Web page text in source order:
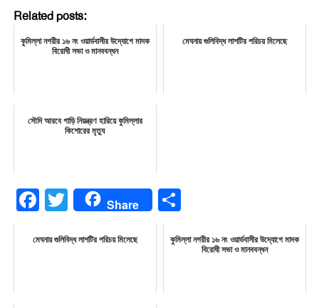
Related posts:
কুমিল্লা নগরীর ১৬ নং ওয়ার্ডবাসীর উদ্যোগে মাদক
বিরোধী সভা ও মানববন্ধন
মেঘনায় গুলিবিদ্ধ লাশটির পরিচয় মিলেছে
সৌদি আরবে গাড়ি নিয়ন্ত্রণ হারিয়ে কুমিল্লার
কিশোরের মৃত্যু
Facebook
Twitter Share
মেঘনায় গুলিবিদ্ধ লাশটির পরিচয় মিলেছে
কুমিল্লা নগরীর ১৬ নং ওয়ার্ডবাসীর উদ্যোগে মাদক
বিরোধী সভা ও মানববন্ধন